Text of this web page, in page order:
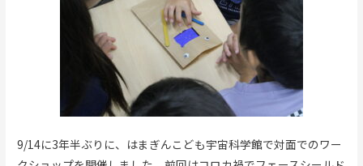
9/14に3年半ぶりに、はまぎんこども宇宙科学館で対面でのワー